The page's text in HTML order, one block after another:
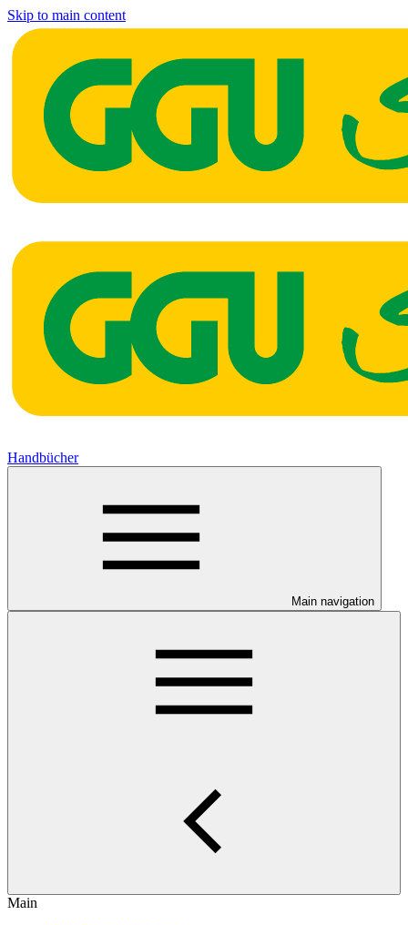
Skip to main content
Handbücher
Main navigation
Main